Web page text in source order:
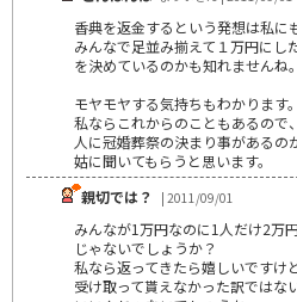
香典を返金するという発想は私に
みんなで足並み揃えて１万円にし
を決めているのかも知れませんね。
モヤモヤする気持ちもわかります。
私ならこれからのこともあるので
人に冠婚葬祭の決まり事があるの
姑に聞いてもらうと思います。
親切では？
| 2011/09/01
みんなが1万円なのに1人だけ2万
じゃないでしょうか？
私なら返ってきたら嬉しいですけ
受け取って貰えなかった訳ではな